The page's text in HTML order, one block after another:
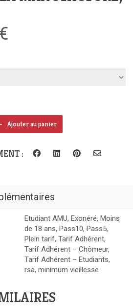
€
prix :
19 €
Ajouter au panier
:
Etudiant AMU, Exonéré, Moins
de 18 ans, Pass10, Pass5,
Plein tarif, Tarif Adhérent,
Tarif Adhérent – Chômeur,
Tarif Adhérent – Etudiants,
rsa, minimum vieillesse